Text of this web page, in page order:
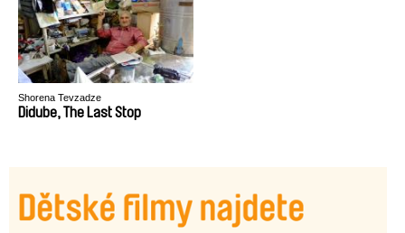
Shorena Tevzadze
Didube, The Last Stop